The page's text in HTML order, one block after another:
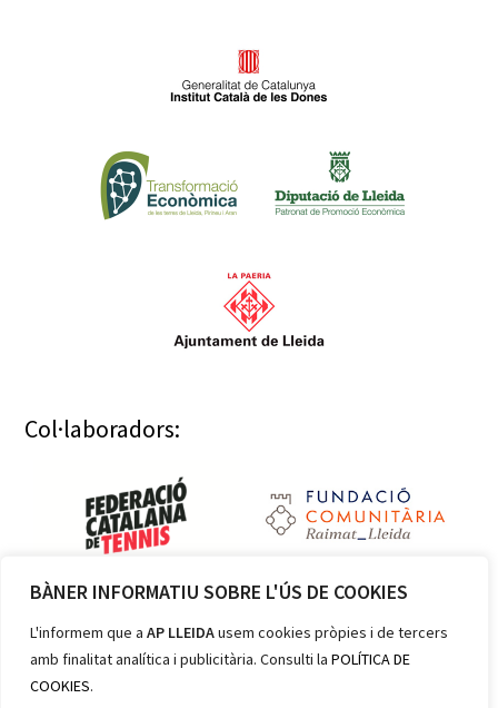
BÀNER INFORMATIU SOBRE L'ÚS DE COOKIES
L'informem que a AP LLEIDAusem cookies pròpies i de tercers
amb finalitat analítica i publicitària. Consulti la POLÍTICA DE
COOKIES.
Membres:
Col·laboradors: